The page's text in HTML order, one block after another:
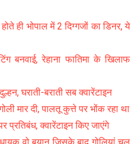
ही भोपाल में 2 दिग्गजों का डिनर, ये
बनवाई, रेहाना फातिमा के खिलाफ
घराती-बराती सब क्वारेंटाइन
मार दी, पालतू कुत्ते पर भोंक रहा था
प्रतिबंध, क्वारेंटाइन किए जाएंगे